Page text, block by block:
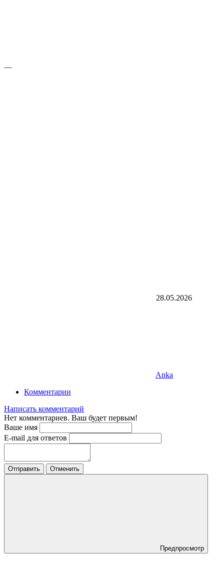
—
28.05.2026
Anka
Комментарии
Написать комментарий
Нет комментариев. Ваш будет первым!
Ваше имя
E-mail для ответов
Отправить Отменить
Предпросмотр